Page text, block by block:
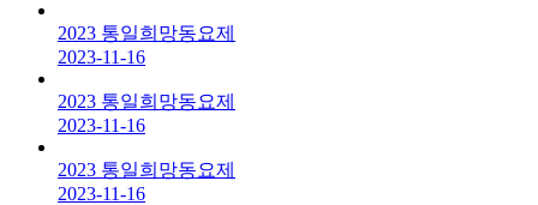
2023 통일희망동요제
2023-11-16
2023 통일희망동요제
2023-11-16
2023 통일희망동요제
2023-11-16